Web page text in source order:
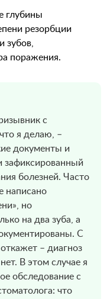
глубины
резорбции
зубов,
поражения.
с
я делаю, –
документы и
зафиксированный
болезней. Часто
написано
но
на два зуба, а
С
– диагноз
В этом случае я
обследование с
что